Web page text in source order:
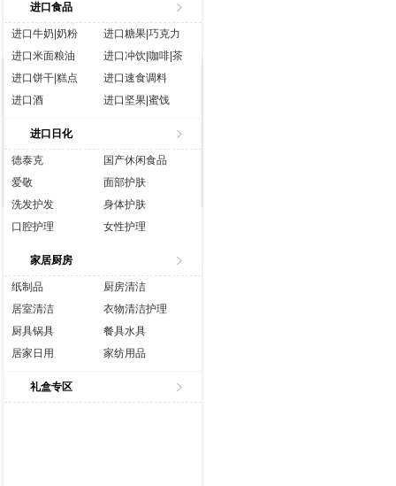
进口食品
进口牛奶|奶粉
进口糖果|巧克力
进口米面粮油
进口冲饮|咖啡|茶
进口饼干|糕点
进口速食调料
进口酒
进口坚果|蜜饯
进口日化
德泰克
国产休闲食品
爱敬
面部护肤
洗发护发
身体护肤
口腔护理
女性护理
家居厨房
纸制品
厨房清洁
居室清洁
衣物清洁护理
厨具锅具
餐具水具
居家日用
家纺用品
礼盒专区